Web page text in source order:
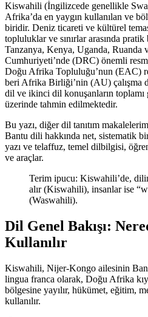
Kiswahili (İngilizcede genellikle
Afrika’da en yaygın kullanılan ve
biridir. Deniz ticareti ve kültürel
topluluklar ve sınırlar arasında
Tanzanya, Kenya, Uganda, Ruanda
Cumhuriyeti’nde (DRC) önemli
Doğu Afrika Topluluğu’nun (EAC)
beri Afrika Birliği’nin (AU) çalışma
dil ve ikinci dil konuşanların
üzerinde tahmin edilmektedir.
Bu yazı, diğer dil tanıtım
Bantu dili hakkında net, sistematik
yazı ve telaffuz, temel dilbilgisi,
ve araçlar.
Terim ipucu: Kiswahili’de,
alır (Kiswahili), insanlar ise
(Waswahili).
Dil Genel Bakışı:
Kullanılır
Kiswahili, Nijer-Kongo ailesinin
lingua franca olarak, Doğu Afrika
bölgesine yayılır, hükümet, eğitim,
kullanılır.